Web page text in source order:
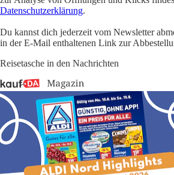
Datenschutzerklärung.
Du kannst dich jederzeit vom Newsletter
in der E-Mail enthaltenen Link zur
Reisetasche in den Nachrichten